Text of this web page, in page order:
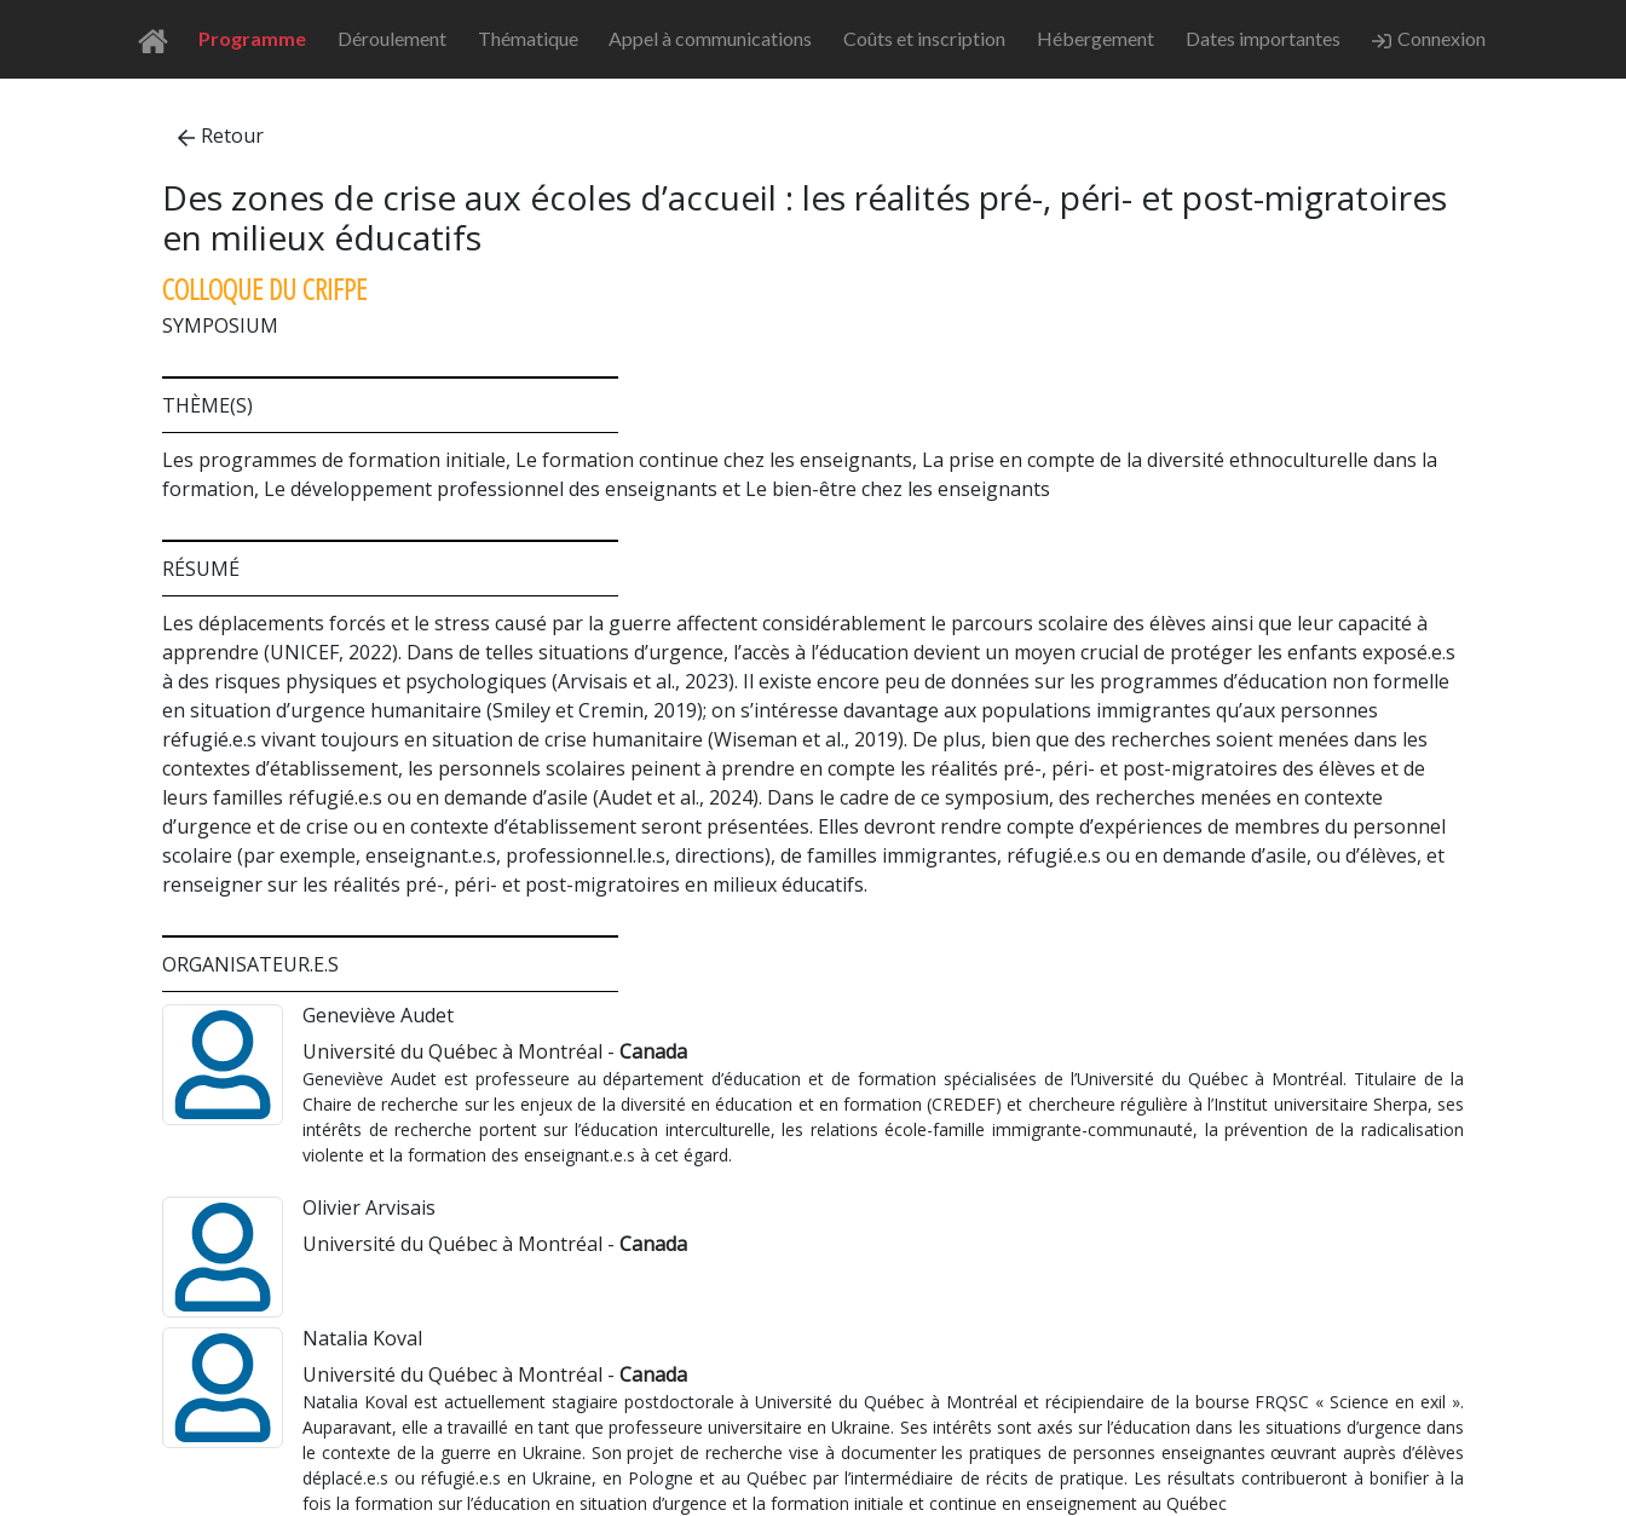
Programme Déroulement Thématique Appel à communications Coûts et inscription Hébergement Dates importantes Connexion
Retour
Des zones de crise aux écoles d’accueil : les réalités pré-, péri- et post-migratoires
en milieux éducatifs
COLLOQUE DU CRIFPE
SYMPOSIUM
THÈME(S)
Les programmes de formation initiale, Le formation continue chez les enseignants, La prise en compte de la diversité ethnoculturelle dans la
formation, Le développement professionnel des enseignants et Le bien-être chez les enseignants
RÉSUMÉ
Les déplacements forcés et le stress causé par la guerre affectent considérablement le parcours scolaire des élèves ainsi que leur capacité à
apprendre (UNICEF, 2022). Dans de telles situations d’urgence, l’accès à l’éducation devient un moyen crucial de protéger les enfants exposé.e.s
à des risques physiques et psychologiques (Arvisais et al., 2023). Il existe encore peu de données sur les programmes d’éducation non formelle
en situation d’urgence humanitaire (Smiley et Cremin, 2019); on s’intéresse davantage aux populations immigrantes qu’aux personnes
réfugié.e.s vivant toujours en situation de crise humanitaire (Wiseman et al., 2019). De plus, bien que des recherches soient menées dans les
contextes d’établissement, les personnels scolaires peinent à prendre en compte les réalités pré-, péri- et post-migratoires des élèves et de
leurs familles réfugié.e.s ou en demande d’asile (Audet et al., 2024). Dans le cadre de ce symposium, des recherches menées en contexte
d’urgence et de crise ou en contexte d’établissement seront présentées. Elles devront rendre compte d’expériences de membres du personnel
scolaire (par exemple, enseignant.e.s, professionnel.le.s, directions), de familles immigrantes, réfugié.e.s ou en demande d’asile, ou d’élèves, et
renseigner sur les réalités pré-, péri- et post-migratoires en milieux éducatifs.
ORGANISATEUR.E.S
Geneviève Audet
Université du Québec à Montréal - Canada
Geneviève Audet est professeure au département d’éducation et de formation spécialisées de l’Université du Québec à Montréal. Titulaire de la
Chaire de recherche sur les enjeux de la diversité en éducation et en formation (CREDEF) et chercheure régulière à l’Institut universitaire Sherpa, ses
intérêts de recherche portent sur l’éducation interculturelle, les relations école-famille immigrante-communauté, la prévention de la radicalisation
violente et la formation des enseignant.e.s à cet égard.
Olivier Arvisais
Université du Québec à Montréal - Canada
Natalia Koval
Université du Québec à Montréal - Canada
Natalia Koval est actuellement stagiaire postdoctorale à Université du Québec à Montréal et récipiendaire de la bourse FRQSC « Science en exil ».
Auparavant, elle a travaillé en tant que professeure universitaire en Ukraine. Ses intérêts sont axés sur l’éducation dans les situations d’urgence dans
le contexte de la guerre en Ukraine. Son projet de recherche vise à documenter les pratiques de personnes enseignantes œuvrant auprès d’élèves
déplacé.e.s ou réfugié.e.s en Ukraine, en Pologne et au Québec par l’intermédiaire de récits de pratique. Les résultats contribueront à bonifier à la
fois la formation sur l’éducation en situation d’urgence et la formation initiale et continue en enseignement au Québec